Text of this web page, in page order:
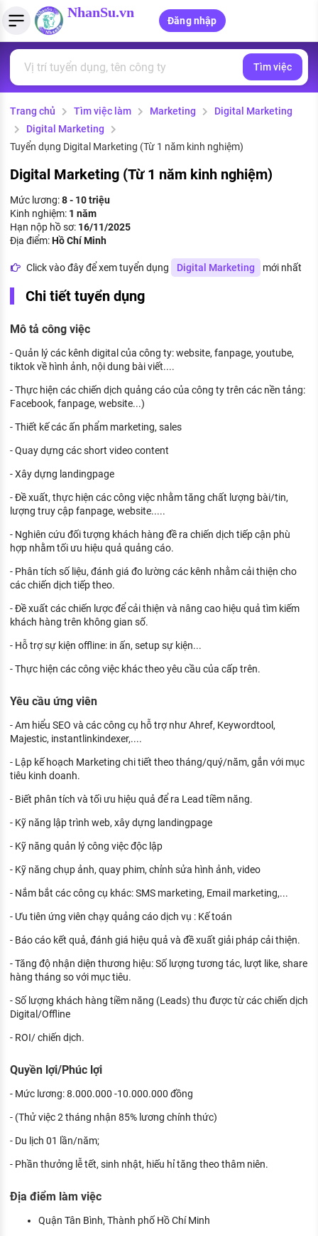
NhanSu.vn
Đăng nhập
Tìm việc làm
Việc làm ngành luật
Việc làm lương cao
Việc làm tốt nhất
CÔNG TY
Nhà tuyển dụng hàng đầu
Quản lý CV
Tải CV lên
Tạo CV trực tuyến
MẪU CV THEO STYLE
Mẫu CV đơn giản
Tính lương Gross - Net
Tính thuế thu nhập cá nhân
Tính trợ cấp thất nghiệp
PHÁP LUẬT VIỆT NAM
Văn bản pháp luật
Chính sách mới
PHÁP LUẬT LAO ĐỘNG
Lao động và tiền lương
Bảo hiểm và phúc lợi
Thuế thu nhập
Hồ sơ biểu mẫu
Chính sách lao động
KHÁM PHÁ NGHỀ NGHIỆP
Tử vi nghề nghiệp
Kỹ năng nghề nghiệp
HƯỚNG NGHIỆP VIỆC LÀM
Đặc trưng từng nghề
XÂY DỰNG VÀ PHÁT TRIỂN ĐỘI NGŨ
NHÂN SỰ
TUYỂN DỤNG VIỆC LÀM
Tìm việc
Trang chủ Tìm việc làm Marketing
Digital Marketing
Digital Marketing
Tuyển dụng Digital Marketing (Từ 1 năm kinh nghiệm)
Digital Marketing (Từ 1 năm kinh nghiệm)
Mức lương:8 - 10 triệu
Kinh nghiệm: 1 năm
Hạn nộp hồ sơ: 16/11/2025
Địa điểm:Hồ Chí Minh
Click vào đây để xem tuyển dụng Digital Marketing mới nhất
Chi tiết tuyển dụng
Mô tả công việc
- Quản lý các kênh digital của công ty: website, fanpage, youtube,
tiktok về hình ảnh, nội dung bài viết....
- Thực hiện các chiến dịch quảng cáo của công ty trên các nền tảng:
Facebook, fanpage, website...)
- Thiết kế các ấn phẩm marketing, sales
- Quay dựng các short video content
- Xây dựng landingpage
- Đề xuất, thực hiện các công việc nhằm tăng chất lượng bài/tin,
lượng truy cập fanpage, website.....
- Nghiên cứu đối tượng khách hàng đề ra chiến dịch tiếp cận phù
hợp nhằm tối ưu hiệu quả quảng cáo.
- Phân tích số liệu, đánh giá đo lường các kênh nhằm cải thiện cho
các chiến dịch tiếp theo.
- Đề xuất các chiến lược để cải thiện và nâng cao hiệu quả tìm kiếm
khách hàng trên không gian số.
- Hỗ trợ sự kiện offline: in ấn, setup sự kiện...
- Thực hiện các công việc khác theo yêu cầu của cấp trên.
Yêu cầu ứng viên
- Am hiểu SEO và các công cụ hỗ trợ như Ahref, Keywordtool,
Majestic, instantlinkindexer,....
- Lập kế hoạch Marketing chi tiết theo tháng/quý/năm, gắn với mục
tiêu kinh doanh.
- Biết phân tích và tối ưu hiệu quả để ra Lead tiềm năng.
- Kỹ năng lập trình web, xây dựng landingpage
- Kỹ năng quản lý công việc độc lập
- Kỹ năng chụp ảnh, quay phim, chỉnh sửa hình ảnh, video
- Nắm bắt các công cụ khác: SMS marketing, Email marketing,...
- Ưu tiên ứng viên chạy quảng cáo dịch vụ : Kế toán
- Báo cáo kết quả, đánh giá hiệu quả và đề xuất giải pháp cải thiện.
- Tăng độ nhận diện thương hiệu: Số lượng tương tác, lượt like, share
hàng tháng so với mục tiêu.
- Số lượng khách hàng tiềm năng (Leads) thu được từ các chiến dịch
Digital/Offline
- ROI/ chiến dịch.
Quyền lợi/Phúc lợi
- Mức lương: 8.000.000 -10.000.000 đồng
- (Thử việc 2 tháng nhận 85% lương chính thức)
- Du lịch 01 lần/năm;
- Phần thưởng lễ tết, sinh nhật, hiếu hỉ tăng theo thâm niên.
Địa điểm làm việc
Quận Tân Bình, Thành phố Hồ Chí Minh